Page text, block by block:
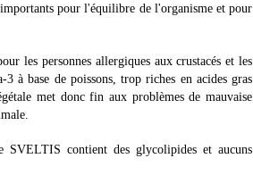
pour l'équilibre de l'organisme et pour
les personnes allergiques aux crustacés et les
à base de poissons, trop riches en acides gras
met donc fin aux problèmes de mauvaise
SVELTIS contient des glycolipides et aucuns